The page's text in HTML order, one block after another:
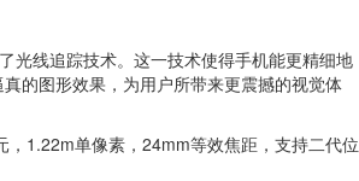
线追踪技术。这一技术使得手机能更精细地
的图形效果，为用户所带来更震撼的视觉体
1.22m单像素，24mm等效焦距，支持二代位